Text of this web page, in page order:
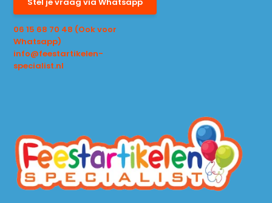
06 15 68 70 48 (Ook voor
Whatsapp)
info@feestartikelen-
specialist.nl